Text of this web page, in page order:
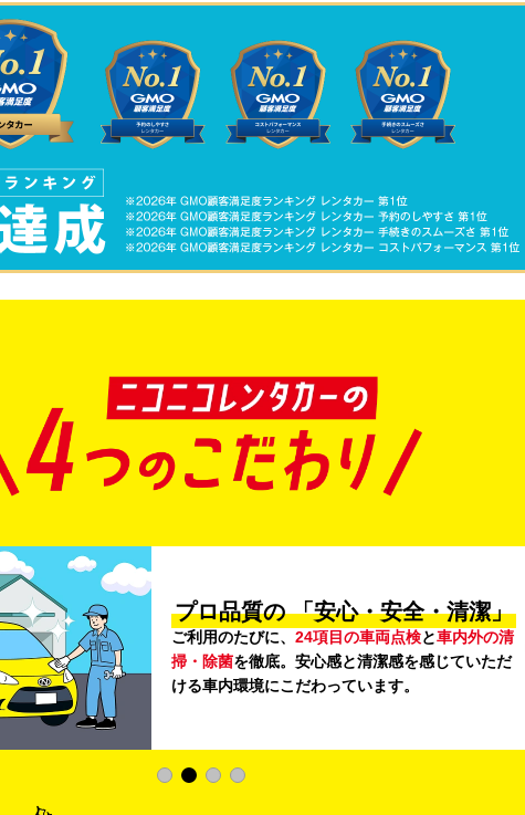
プロ品質の 「安心・安全・清潔」
ご利用のたびに、 24項目の車両点検と車内外の清
掃・除菌を徹底。安心感と清潔感を感じていただ
ける車内環境にこだわっています。